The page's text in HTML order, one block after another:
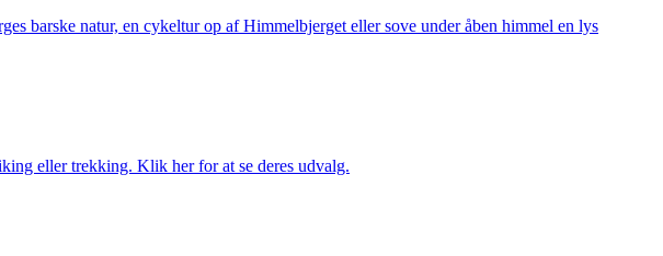
barske natur, en cykeltur op af Himmelbjerget eller sove under åben himmel en lys
eller trekking. Klik her for at se deres udvalg.